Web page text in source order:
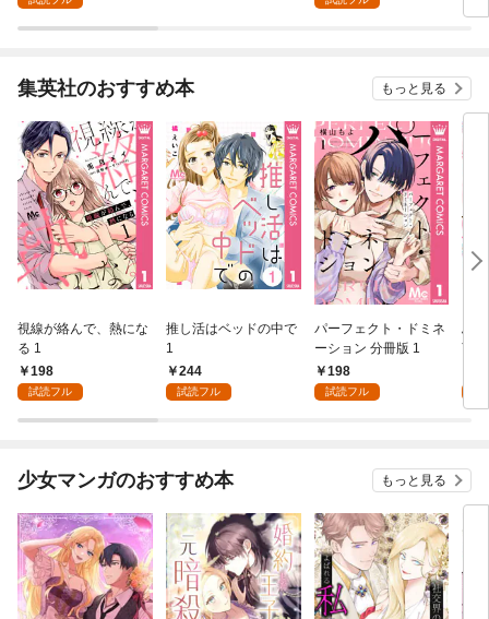
集英社のおすすめ本 もっと見る
視線が絡んで、熱にな
る 1
198
試読フル
推し活はベッドの中で
1
244
試読フル
パーフェクト・ドミネ
ーション 分冊版 1
198
試読フル
ふ
言
少女マンガのおすすめ本 もっと見る